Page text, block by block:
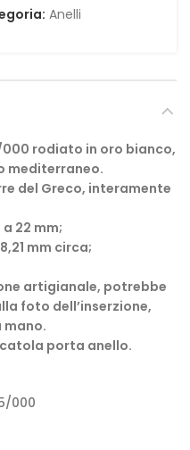
Anelli
rodiato in oro bianco,
mediterraneo.
del Greco, interamente
22 mm;
mm circa;
artigianale, potrebbe
foto dell’inserzione,
porta anello.
000